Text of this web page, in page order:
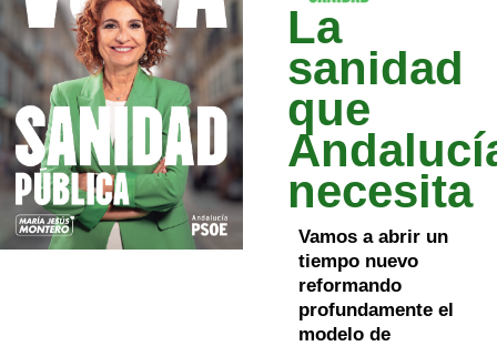
La
sanidad
que
necesita
Vamos a abrir un
tiempo nuevo
reformando
profundamente el
modelo de